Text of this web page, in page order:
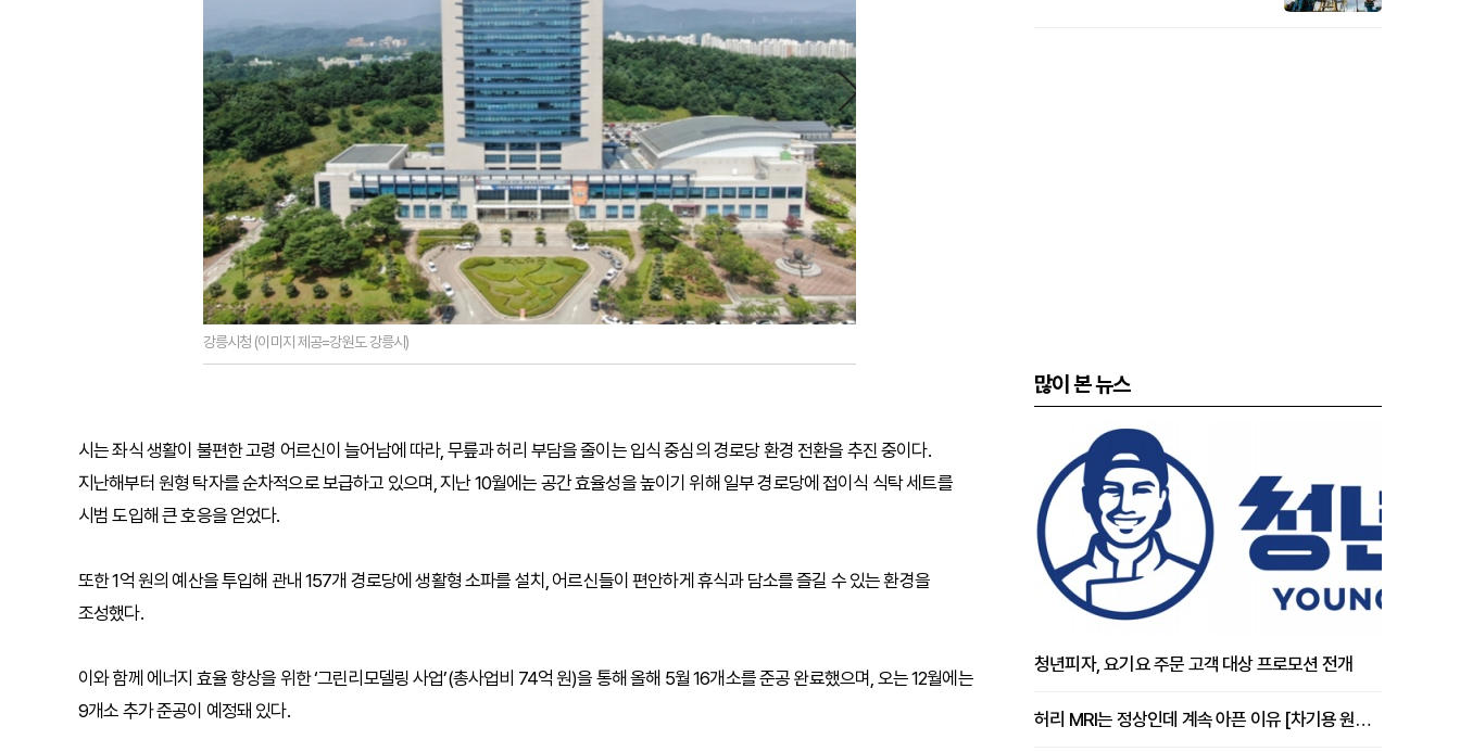
강릉시청 (이미지 제공=강원도 강릉시)
시는 좌식 생활이 불편한 고령 어르신이 늘어남에 따라, 무릎과 허리 부담을 줄이는 입식 중심의 경로당 환경 전환을 추진 중이다.
지난해부터 원형 탁자를 순차적으로 보급하고 있으며, 지난 10월에는 공간 효율성을 높이기 위해 일부 경로당에 접이식 식탁 세트를
시범 도입해 큰 호응을 얻었다.
또한 1억 원의 예산을 투입해 관내 157개 경로당에 생활형 소파를 설치, 어르신들이 편안하게 휴식과 담소를 즐길 수 있는 환경을
조성했다.
이와 함께 에너지 효율 향상을 위한 ‘그린리모델링 사업’(총사업비 74억 원)을 통해 올해 5월 16개소를 준공 완료했으며, 오는 12월에는
9개소 추가 준공이 예정돼 있다.
많이 본 뉴스
청년피자, 요기요 주문 고객 대상 프로모션 전개
허리 MRI는 정상인데 계속 아픈 이유 [차기용 원장 칼럼]